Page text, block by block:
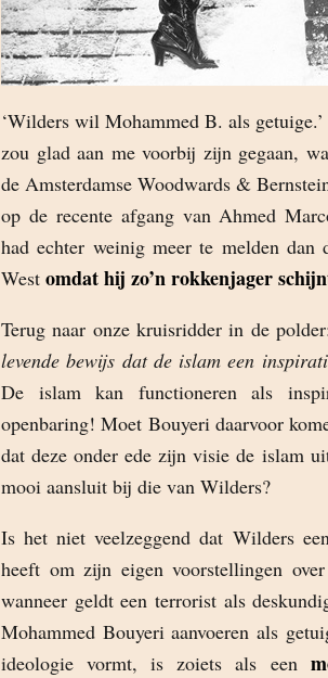
‘Wilders wil Mohammed B. als getuige.’
zou glad aan me voorbij zijn gegaan,
de Amsterdamse Woodwards &
op de recente afgang van Ahmed
had echter weinig meer te melden dan
West omdat hij zo’n rokkenjager
Terug naar onze kruisridder in de
levende bewijs dat de islam een
De islam kan functioneren als
openbaring! Moet Bouyeri daarvoor
dat deze onder ede zijn visie de islam
mooi aansluit bij die van Wilders?
Is het niet veelzeggend dat Wilders
heeft om zijn eigen voorstellingen
wanneer geldt een terrorist als
Mohammed Bouyeri aanvoeren als
ideologie vormt, is zoiets als een